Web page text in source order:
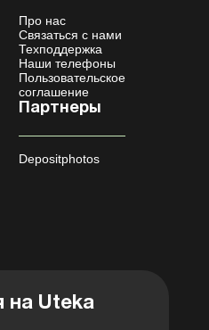
Про нас
Связаться с нами
Техподдержка
Наши телефоны
Пользовательское
соглашение
Партнеры
Depositphotos
на Uteka